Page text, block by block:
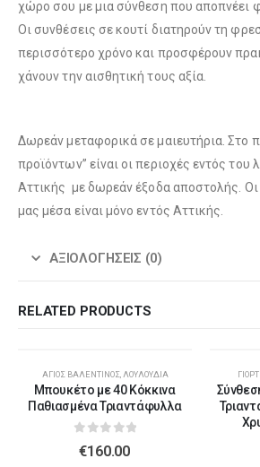
Λούτρινο Ροζ 45εκ (€37.00)
Λούτρινο Λευκό 45εκ(€37.00)
Λούτρινο Κόκκινο 45εκ
Λούτρινο Καφέ ή Λευκό 60-70εκ (€80.00)
Λούτρινο Γαλάζιο 35εκ(€25.00)
Λούτρινο Ροζ 35εκ (€25.00)
Λούτρινο Μπεζ 45εκ
χώρο σου με μια σύνθεση που αποπνέει
Οι συνθέσεις σε κουτί διατηρούν τη
περισσότερο χρόνο και προσφέρουν
χάνουν την αισθητική τους αξία.
Δωρεάν μεταφορικά σε μαιευτήρια. Στο
προϊόντων” είναι οι περιοχές εντός του
Αττικής με δωρεάν έξοδα αποστολής.
μας μέσα είναι μόνο εντός Αττικής.
ΑΞΙΟΛΟΓΉΣΕΙΣ (0)
RELATED PRODUCTS
ΆΓΙΟΣ ΒΑΛΕΝΤΊΝΟΣ ΛΟΥΛΟΎΔΙΑ
Μπουκέτο με 40 Κόκκινα
Παθιασμένα Τριαντάφυλλα
out of 5
€160.00